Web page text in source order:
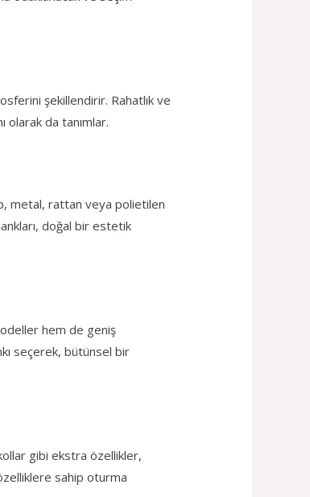
şekillendirir. Rahatlık ve
olarak da tanımlar.
metal, rattan veya polietilen
doğal bir estetik
hem de geniş
seçerek, bütünsel bir
gibi ekstra özellikler,
sahip oturma